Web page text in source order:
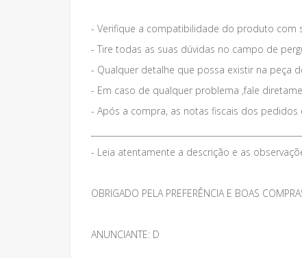
- Verifique a compatibilidade do produto com
- Tire todas as suas dúvidas no campo de
- Qualquer detalhe que possa existir na peça
- Em caso de qualquer problema ,fale
- Após a compra, as notas fiscais dos
- Leia atentamente a descrição e as
OBRIGADO PELA PREFERÊNCIA E BOAS
ANUNCIANTE: D